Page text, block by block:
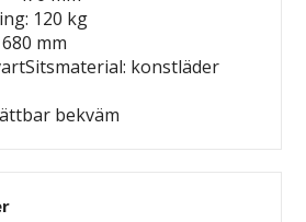
120 kg
mm
konstläder
bekväm